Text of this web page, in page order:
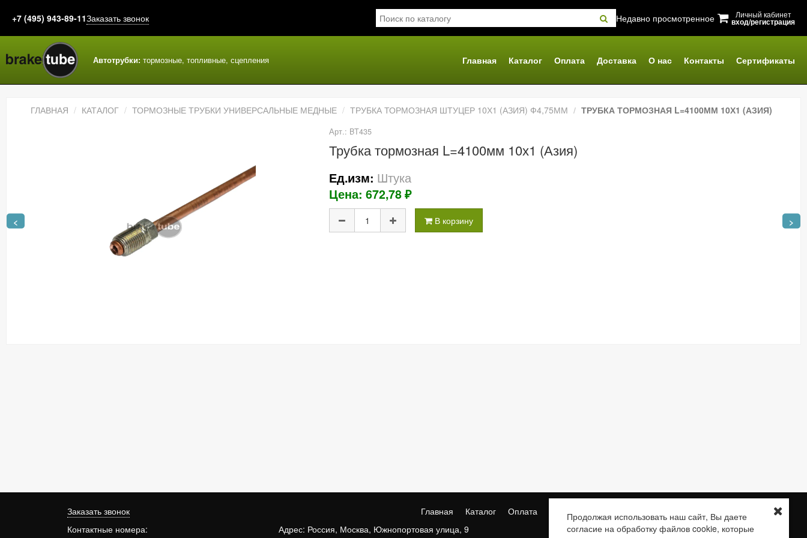
+7 (495) 943-89-11Заказать звонок Недавно просмотренное Личный кабинет
вход/регистрация
Автотрубки: тормозные, топливные, сцепления Главная Каталог Оплата Доставка О нас Контакты Сертификаты
< >
ГЛАВНАЯ КАТАЛОГ ТОРМОЗНЫЕ ТРУБКИ УНИВЕРСАЛЬНЫЕ МЕДНЫЕ ТРУБКА ТОРМОЗНАЯ ШТУЦЕР 10Х1 (АЗИЯ) Ф4,75ММ ТРУБКА ТОРМОЗНАЯ L=4100ММ 10Х1 (АЗИЯ)
Арт.: BT435
Трубка тормозная L=4100мм 10х1 (Азия)
Ед.изм: Штука
Цена: 672,78 ₽
В корзину
Заказать звонок Главная Каталог Оплата Доставка
Сертификаты
Контактные номера:
Адрес: Россия, Москва, Южнопортовая улица, 9
E-mail:braketube.info@braketube.ru
Продолжая использовать наш сайт, Вы даете
согласие на обработку файлов cookie, которые